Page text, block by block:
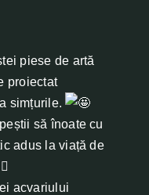
piese de artă
proiectat
simțurile.
să înoate cu
adus la viață de
acvariului